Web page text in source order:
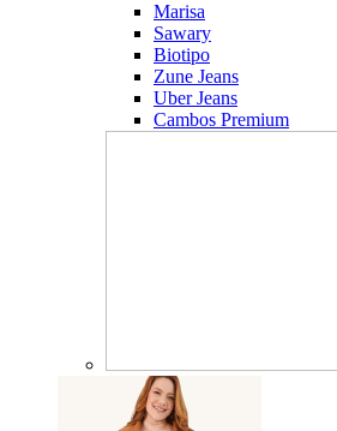
Marisa
Sawary
Biotipo
Zune Jeans
Uber Jeans
Cambos Premium